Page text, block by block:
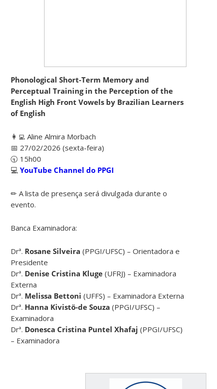
Phonological Short-Term Memory and
Perceptual Training in the Perception of the
English High Front Vowels by Brazilian Learners
of English
👩‍💻 Aline Almira Morbach
📅 27/02/2026 (sexta-feira)
🕤 15h00
💻YouTube Channel do PPGI
✏ A lista de presença será divulgada durante o
evento.
Banca Examinadora:
Drª. Rosane Silveira (PPGI/UFSC) – Orientadora e
Presidente
Drª. Denise Cristina Kluge (UFRJ) – Examinadora
Externa
Drª. Melissa Bettoni (UFFS) – Examinadora Externa
Drª. Hanna Kivistö-de Souza (PPGI/UFSC) –
Examinadora
Drª. Donesca Cristina Puntel Xhafaj (PPGI/UFSC)
– Examinadora